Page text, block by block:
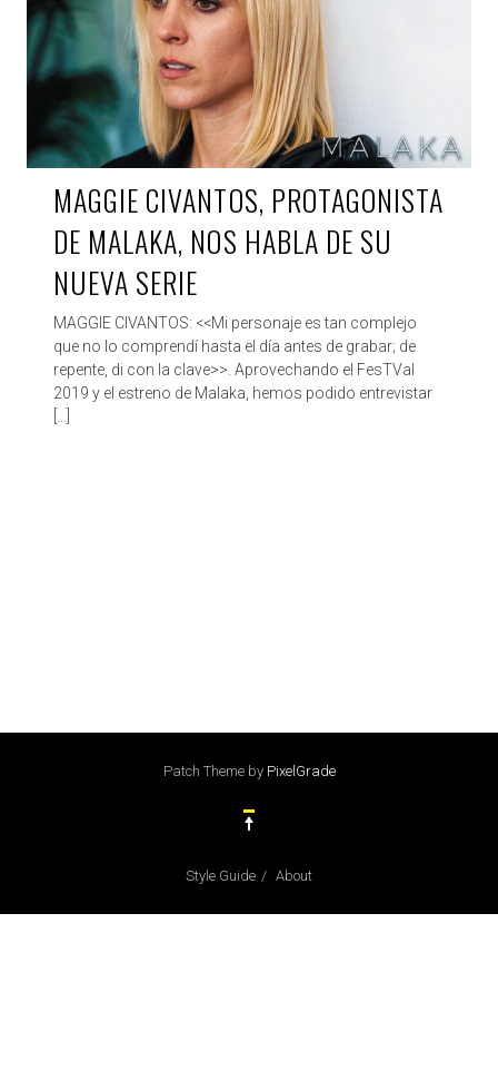
MAGGIE CIVANTOS, PROTAGONISTA
DE MALAKA, NOS HABLA DE SU
NUEVA SERIE
MAGGIE CIVANTOS: <<Mi personaje es tan complejo
que no lo comprendí hasta el día antes de grabar; de
repente, di con la clave>>. Aprovechando el FesTVal
2019 y el estreno de Malaka, hemos podido entrevistar
[…]
Patch Theme by PixelGrade
Style Guide About